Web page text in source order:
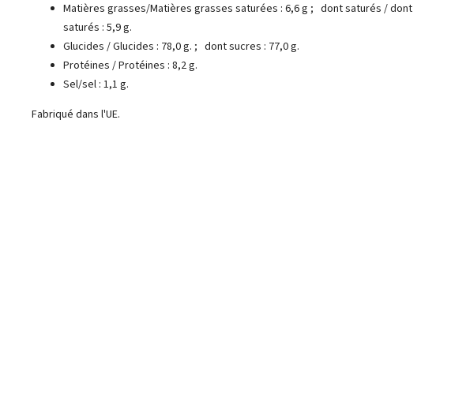
Matières grasses/Matières grasses saturées : 6,6 g ; dont saturés / dont
saturés : 5,9 g.
Glucides / Glucides : 78,0 g. ; dont sucres : 77,0 g.
Protéines / Protéines : 8,2 g.
Sel/sel : 1,1 g.
Fabriqué dans l'UE.